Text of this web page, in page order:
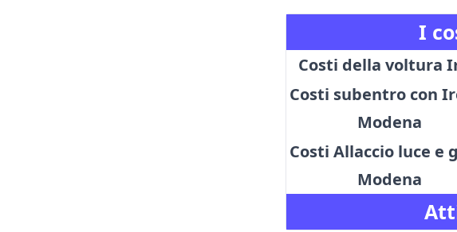
I
Costi della voltura
Costi subentro con
Modena
Costi Allaccio luce e
Modena